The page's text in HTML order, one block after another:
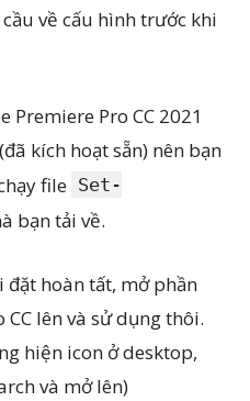
về cấu hình trước khi
Premiere Pro CC 2021
(đã kích hoạt sẵn) nên bạn
file Set-
bạn tải về.
đặt hoàn tất, mở phần
lên và sử dụng thôi.
hiện icon ở desktop,
và mở lên)